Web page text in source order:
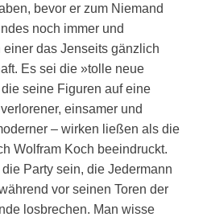
bevor er zum Niemand
noch immer und
das Jenseits gänzlich
Es sei die »tolle neue
seine Figuren auf eine
einsamer und
– wirken ließen als die
Wolfram Koch beeindruckt.
Party sein, die Jedermann
vor seinen Toren der
losbrechen. Man wisse